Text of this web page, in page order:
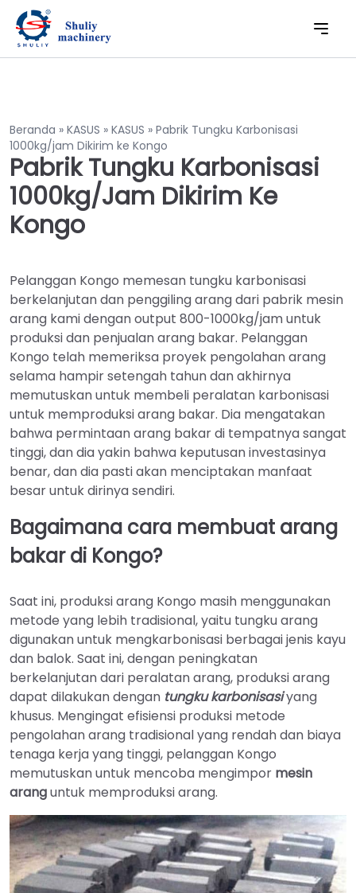
Beranda » KASUS » KASUS » Pabrik Tungku Karbonisasi
1000kg/jam Dikirim ke Kongo
Pabrik Tungku Karbonisasi
1000kg/jam Dikirim Ke
Kongo
Pelanggan Kongo memesan tungku karbonisasi
berkelanjutan dan penggiling arang dari pabrik mesin
arang kami dengan output 800-1000kg/jam untuk
produksi dan penjualan arang bakar. Pelanggan
Kongo telah memeriksa proyek pengolahan arang
selama hampir setengah tahun dan akhirnya
memutuskan untuk membeli peralatan karbonisasi
untuk memproduksi arang bakar. Dia mengatakan
bahwa permintaan arang bakar di tempatnya sangat
tinggi, dan dia yakin bahwa keputusan investasinya
benar, dan dia pasti akan menciptakan manfaat
besar untuk dirinya sendiri.
Bagaimana cara membuat arang
bakar di Kongo?
Saat ini, produksi arang Kongo masih menggunakan
metode yang lebih tradisional, yaitu tungku arang
digunakan untuk mengkarbonisasi berbagai jenis kayu
dan balok. Saat ini, dengan peningkatan
berkelanjutan dari peralatan arang, produksi arang
dapat dilakukan dengan tungku karbonisasiyang
khusus. Mengingat efisiensi produksi metode
pengolahan arang tradisional yang rendah dan biaya
tenaga kerja yang tinggi, pelanggan Kongo
memutuskan untuk mencoba mengimpor mesin
aranguntuk memproduksi arang.